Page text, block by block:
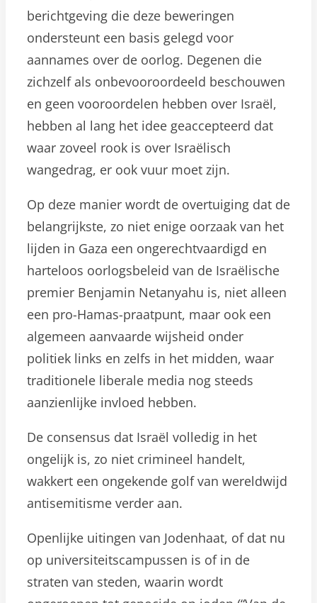
berichtgeving die deze beweringen
ondersteunt een basis gelegd voor
aannames over de oorlog. Degenen die
zichzelf als onbevooroordeeld beschouwen
en geen vooroordelen hebben over Israël,
hebben al lang het idee geaccepteerd dat
waar zoveel rook is over Israëlisch
wangedrag, er ook vuur moet zijn.
Op deze manier wordt de overtuiging dat de
belangrijkste, zo niet enige oorzaak van het
lijden in Gaza een ongerechtvaardigd en
harteloos oorlogsbeleid van de Israëlische
premier Benjamin Netanyahu is, niet alleen
een pro-Hamas-praatpunt, maar ook een
algemeen aanvaarde wijsheid onder
politiek links en zelfs in het midden, waar
traditionele liberale media nog steeds
aanzienlijke invloed hebben.
De consensus dat Israël volledig in het
ongelijk is, zo niet crimineel handelt,
wakkert een ongekende golf van wereldwijd
antisemitisme verder aan.
Openlijke uitingen van Jodenhaat, of dat nu
op universiteitscampussen is of in de
straten van steden, waarin wordt